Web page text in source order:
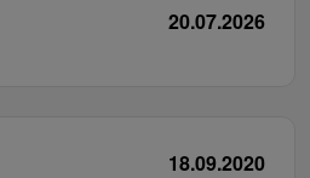
20.07.2026
18.09.2020